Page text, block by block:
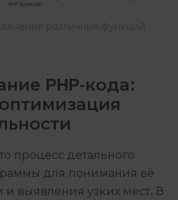
PHP-кода:
процесс детального
для понимания её
и выявления узких мест. В